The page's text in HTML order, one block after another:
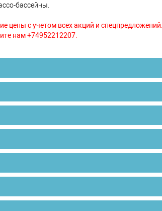
бассейны.
цены с учетом всех акций и спецпредложений.
нам +74952212207.